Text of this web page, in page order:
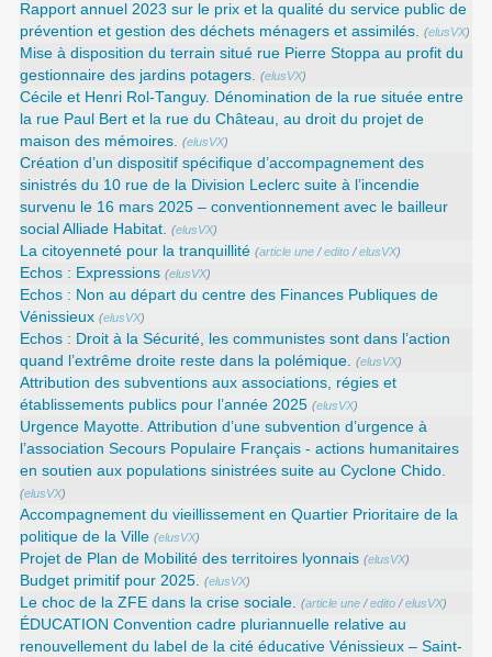
Rapport annuel 2023 sur le prix et la qualité du service public de
prévention et gestion des déchets ménagers et assimilés. (elusVX)
Mise à disposition du terrain situé rue Pierre Stoppa au profit du
gestionnaire des jardins potagers. (elusVX)
Cécile et Henri Rol-Tanguy. Dénomination de la rue située entre
la rue Paul Bert et la rue du Château, au droit du projet de
maison des mémoires. (elusVX)
Création d’un dispositif spécifique d’accompagnement des
sinistrés du 10 rue de la Division Leclerc suite à l’incendie
survenu le 16 mars 2025 – conventionnement avec le bailleur
social Alliade Habitat. (elusVX)
La citoyenneté pour la tranquillité (article une /edito /elusVX)
Echos : Expressions (elusVX)
Echos : Non au départ du centre des Finances Publiques de
Vénissieux (elusVX)
Echos : Droit à la Sécurité, les communistes sont dans l’action
quand l’extrême droite reste dans la polémique. (elusVX)
Attribution des subventions aux associations, régies et
établissements publics pour l’année 2025 (elusVX)
Urgence Mayotte. Attribution d’une subvention d’urgence à
l’association Secours Populaire Français - actions humanitaires
en soutien aux populations sinistrées suite au Cyclone Chido.
(elusVX)
Accompagnement du vieillissement en Quartier Prioritaire de la
politique de la Ville (elusVX)
Projet de Plan de Mobilité des territoires lyonnais (elusVX)
Budget primitif pour 2025. (elusVX)
Le choc de la ZFE dans la crise sociale. (article une /edito /elusVX)
ÉDUCATION Convention cadre pluriannuelle relative au
renouvellement du label de la cité éducative Vénissieux – Saint-